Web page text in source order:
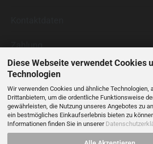
Diese Webseite verwendet Cookies
Technologien
Wir verwenden Cookies und ähnliche Technologien,
Drittanbietern, um die ordentliche Funktionsweise
gewährleisten, die Nutzung unseres Angebotes zu
ein bestmögliches Einkaufserlebnis bieten zu
Informationen finden Sie in unserer
Zahlung
Vertrag widerrufen